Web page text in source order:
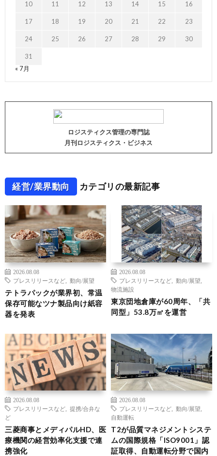
10 11 12 13 14 15 16
17 18 19 20 21 22 23
24 25 26 27 28 29 30
31
« 7月
ロジスティクス管理の専門誌
月刊ロジスティクス・ビジネス
経営/業界動向 カテゴリの最新記事
2026.08.08
プレスリリースなど
動向/展望
テトラパックが業界初、常温
保存可能なツナ製品向け紙容
器を発表
2026.08.08
プレスリリースなど
動向/展望
物流施設
東京団地倉庫が60周年、「共
同型」53.8万㎡を運営
2026.08.08
プレスリリースなど
提携/合弁な
ど
三菱商事とメディパルHD、医
療機関の経営効率化支援で連
携強化
2026.08.08
プレスリリースなど
動向/展望
自動運転
T2が品質マネジメントシステ
ムの国際規格「ISO9001」認
証取得、自動運転分野で国内